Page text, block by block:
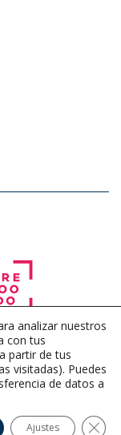
analizar nuestros
con tus
partir de tus
visitadas). Puedes
de datos a
Ajustes